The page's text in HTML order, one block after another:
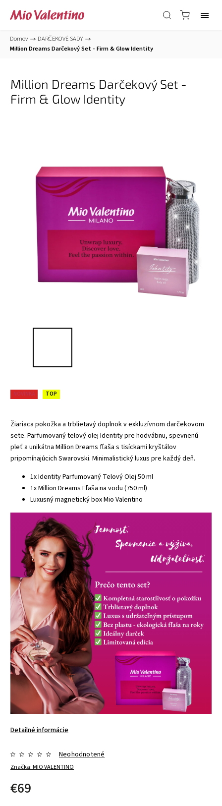
Domov / DARČEKOVÉ SADY /
Million Dreams Darčekový Set - Firm & Glow Identity
Million Dreams Darčekový Set -
Firm & Glow Identity
NOVINKA TOP
Žiariaca pokožka a trblietavý doplnok v exkluzívnom darčekovom
sete. Parfumovaný telový olej Identity pre hodvábnu, spevnenú
pleť a unikátna Million Dreams fľaša s tisíckami kryštálov
pripomínajúcich Swarovski. Minimalistický luxus pre každý deň.
1x Identity Parfumovaný Telový Olej 50 ml
1x Million Dreams Fľaša na vodu (750 ml)
Luxusný magnetický box Mio Valentino
Detailné informácie
Značka:MIO VALENTINO
Neohodnotené
€69